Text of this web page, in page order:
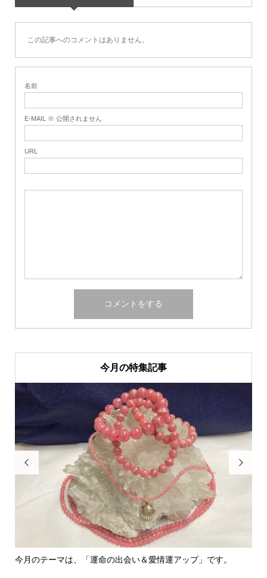
この記事へのコメントはありません。
名前
E-MAIL ※ 公開されません
URL
今月の特集記事

アップ」です。 里親さん募集中！
